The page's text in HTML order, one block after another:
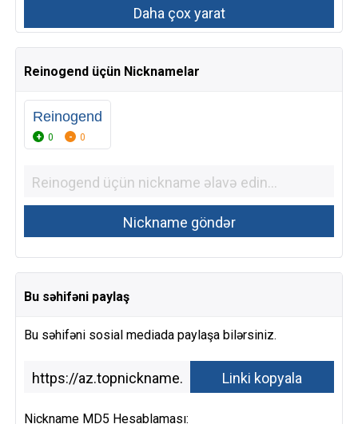
Reinogend üçün Nicknamelar
Reinogend
0 0
Bu səhifəni paylaş
Bu səhifəni sosial mediada paylaşa bilərsiniz.
Nickname MD5 Hesablaması: